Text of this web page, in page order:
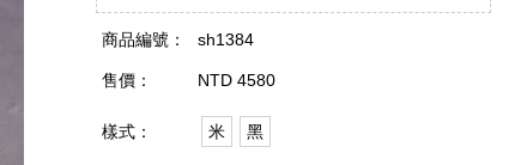
商品編號： sh1384
售價： NTD 4580
樣式： 米 黑